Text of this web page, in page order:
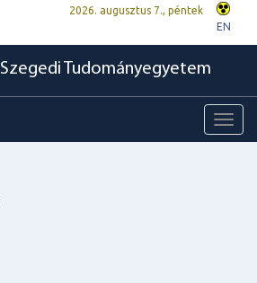
2026. augusztus 7., péntek
EN
Szegedi Tudományegyetem